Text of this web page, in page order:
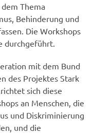
Thema
Behinderung und
Die Workshops
durchgeführt.
mit dem Bund
des Projektes Stark
sich diese
an Menschen, die
und Diskriminierung
und die